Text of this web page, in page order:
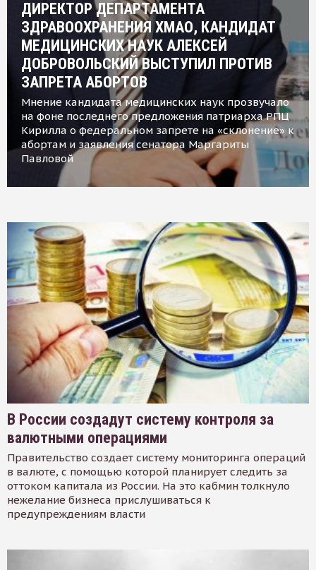
ДИРЕКТОР ДЕПАРТАМЕНТА
ЗДРАВООХРАНЕНИЯ ХМАО, КАНДИДАТ
МЕДИЦИНСКИХ НАУК АЛЕКСЕЙ
ДОБРОВОЛЬСКИЙ ВЫСТУПИЛ ПРОТИВ
ЗАПРЕТА АБОРТОВ
Мнение кандидата медицинских наук прозвучало
на фоне последнего предложения патриарха РПЦ
Кирилла о федеральном запрете на «склонение» к
абортам и заявления сенатора Маргариты
Павловой
В России создадут систему контроля за
валютными операциями
Правительство создает систему мониторинга операций
в валюте, с помощью которой планирует следить за
оттоком капитала из России. На это кабмин толкнуло
нежелание бизнеса прислушиваться к
предупреждениям власти